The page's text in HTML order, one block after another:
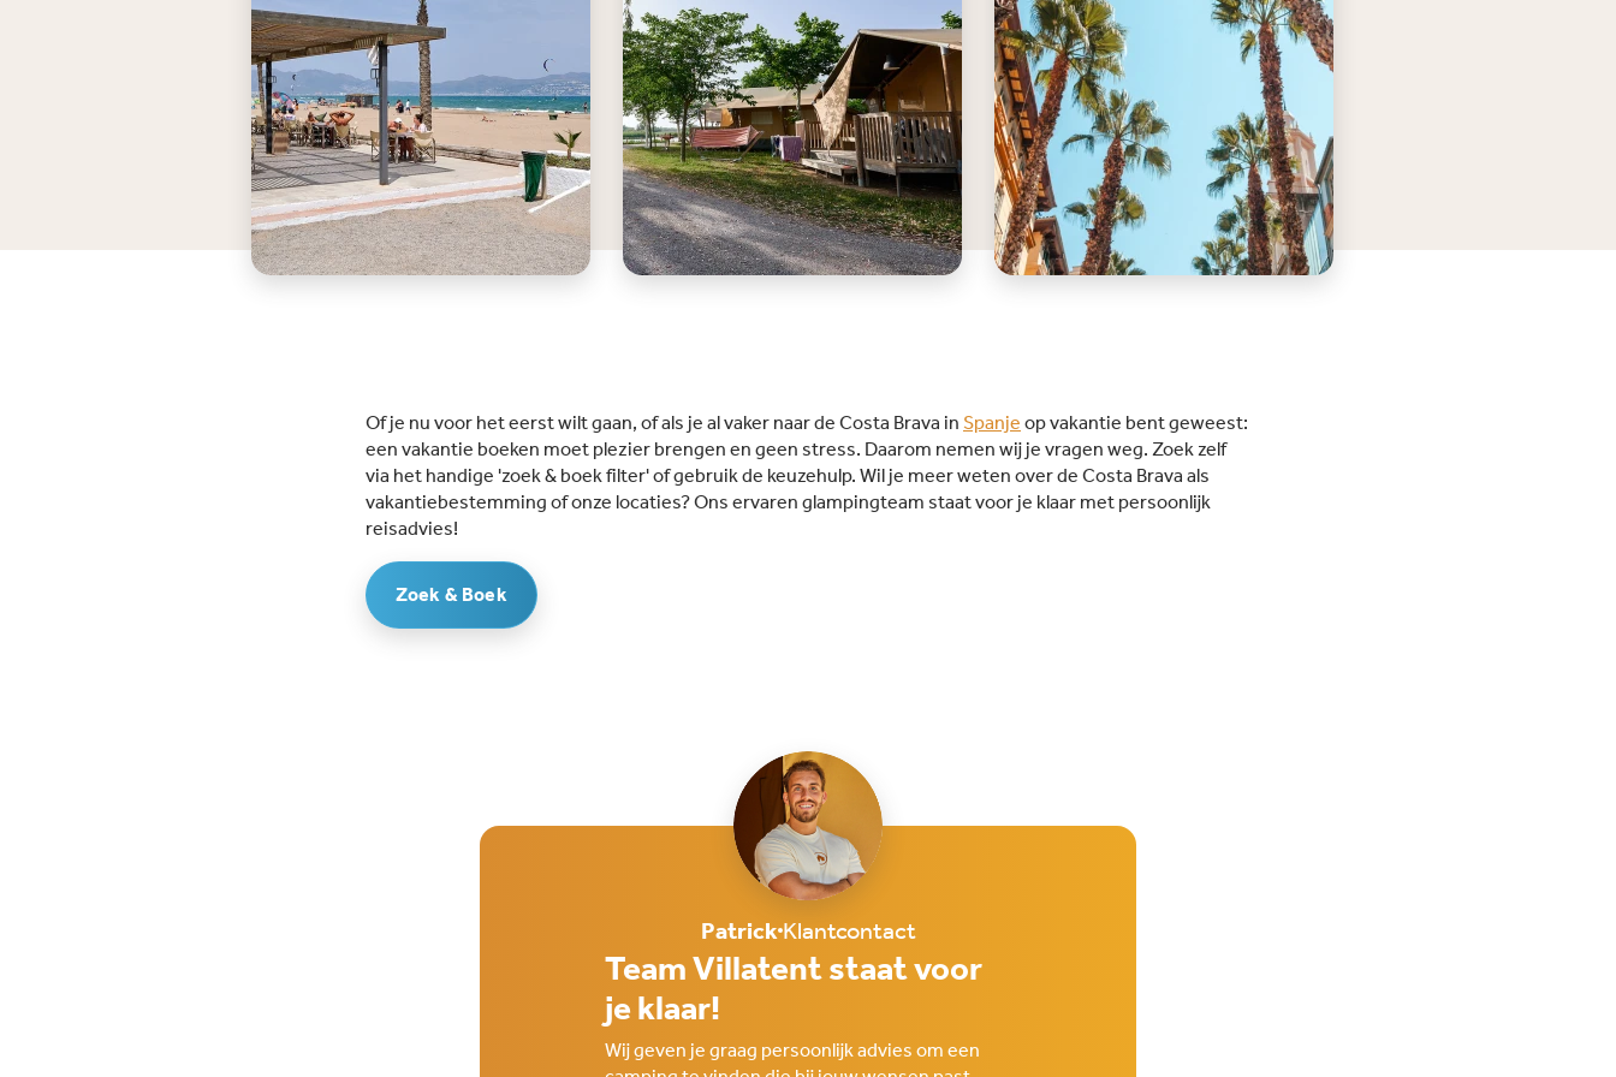
toegang tot zon, zee en diverse
watersporten. Bovendien is
Barcelona met binnen drie kwartier
bereikbaar, waardoor je eenvoudig
de bruisende stad kunt verkennen.
De camping beidt hiervoor handige
pendeldiensten.
Of je nu voor het eerst wilt gaan, of als je al vaker naar de Costa Brava in Spanje op vakantie bent geweest:
een vakantie boeken moet plezier brengen en geen stress. Daarom nemen wij je vragen weg. Zoek zelf
via het handige 'zoek & boek filter' of gebruik de keuzehulp. Wil je meer weten over de Costa Brava als
vakantiebestemming of onze locaties? Ons ervaren glampingteam staat voor je klaar met persoonlijk
reisadvies!
Zoek & Boek
PatrickKlantcontact
Team Villatent staat voor
je klaar!
Wij geven je graag persoonlijk advies om een